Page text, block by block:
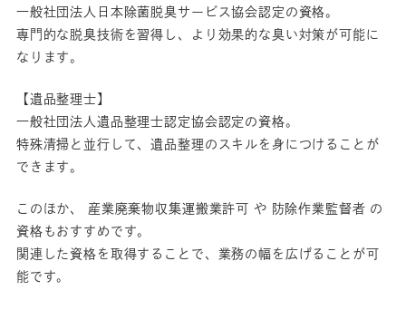
一般社団法人日本除菌脱臭サービス協会認定の資格。
専門的な脱臭技術を習得し、より効果的な臭い対策が可能に
なります。
【遺品整理士】
一般社団法人遺品整理士認定協会認定の資格。
特殊清掃と並行して、遺品整理のスキルを身につけることが
できます。
このほか、 産業廃棄物収集運搬業許可 や 防除作業監督者 の
資格もおすすめです。
関連した資格を取得することで、業務の幅を広げることが可
能です。